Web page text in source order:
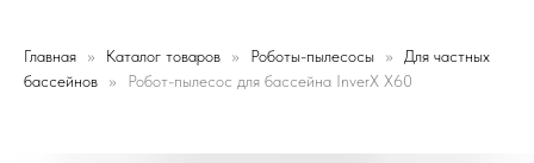
Главная Каталог товаров Роботы-пылесосы
Для частных
бассейнов
Робот-пылесос для бассейна InverX X60